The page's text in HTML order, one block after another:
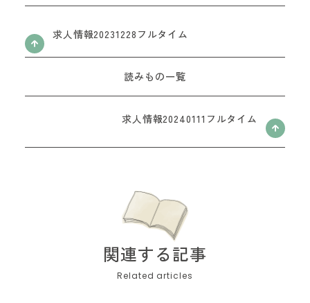
お問い合わせフォーム
求人情報20231228フルタイム
読みもの一覧
求人情報20240111フルタイム
関連する記事